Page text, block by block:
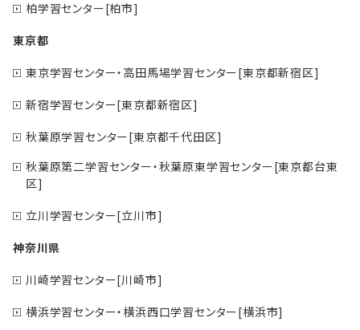
柏学習センター[柏市]
東京都
東京学習センター・高田馬場学習センター[東京都新宿区]
新宿学習センター[東京都新宿区]
秋葉原学習センター[東京都千代田区]
秋葉原第二学習センター・秋葉原東学習センター[東京都台東
区]
立川学習センター[立川市]
神奈川県
川崎学習センター[川崎市]
横浜学習センター・横浜西口学習センター[横浜市]